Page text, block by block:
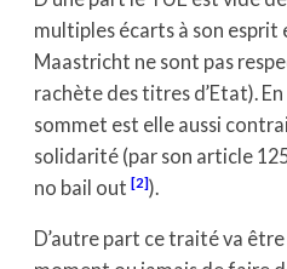
multiples écarts à son
Maastricht ne sont pas
rachète des titres d’Etat).
sommet est elle aussi
solidarité (par son article
no bail out [2]).
D’autre part ce traité va